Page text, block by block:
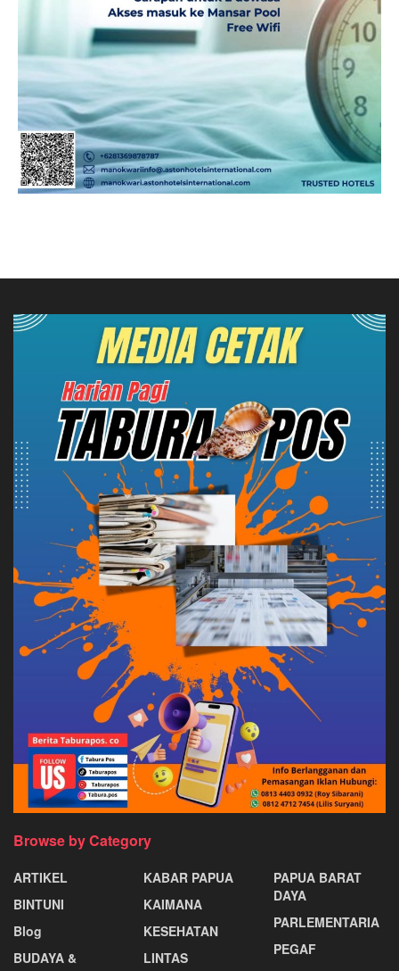
Browse by Category
ARTIKEL
BINTUNI
Blog
BUDAYA &
KABAR PAPUA
KAIMANA
KESEHATAN
LINTAS
PAPUA BARAT
DAYA
PARLEMENTARIA
PEGAF